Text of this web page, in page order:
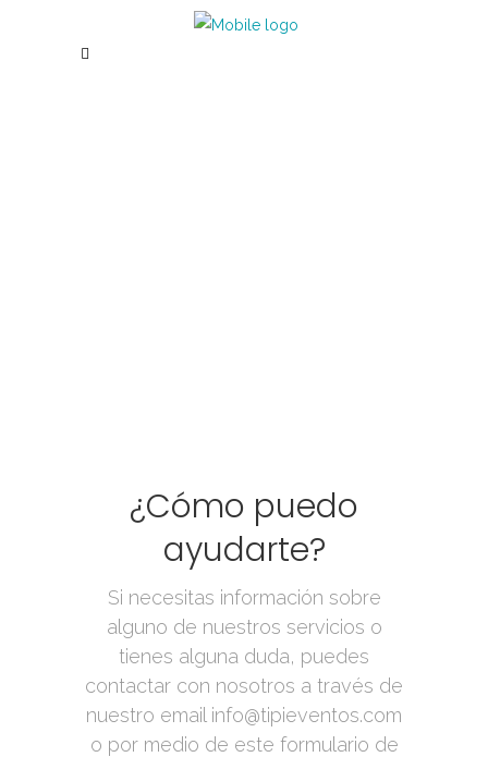
¿Cómo puedo
ayudarte?
Si necesitas información sobre
alguno de nuestros servicios o
tienes alguna duda, puedes
contactar con nosotros a través de
nuestro email info@tipieventos.com
o por medio de este formulario de